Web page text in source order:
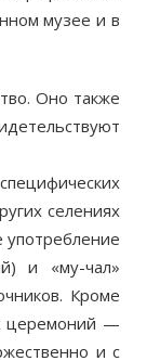
музее и в
Оно также
селениях
употребление
и «му-чал»
Кроме
церемоний —
и с